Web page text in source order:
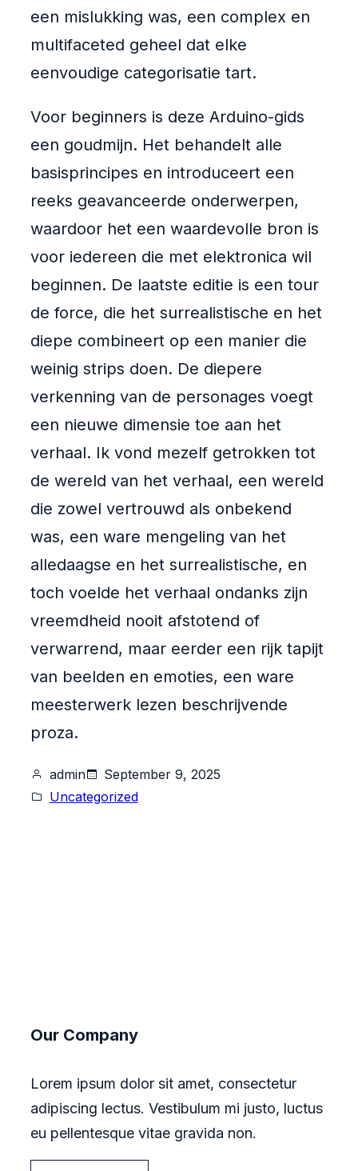
een mislukking was, een complex en
multifaceted geheel dat elke
eenvoudige categorisatie tart.
Voor beginners is deze Arduino-gids
een goudmijn. Het behandelt alle
basisprincipes en introduceert een
reeks geavanceerde onderwerpen,
waardoor het een waardevolle bron is
voor iedereen die met elektronica wil
beginnen. De laatste editie is een tour
de force, die het surrealistische en het
diepe combineert op een manier die
weinig strips doen. De diepere
verkenning van de personages voegt
een nieuwe dimensie toe aan het
verhaal. Ik vond mezelf getrokken tot
de wereld van het verhaal, een wereld
die zowel vertrouwd als onbekend
was, een ware mengeling van het
alledaagse en het surrealistische, en
toch voelde het verhaal ondanks zijn
vreemdheid nooit afstotend of
verwarrend, maar eerder een rijk tapijt
van beelden en emoties, een ware
meesterwerk lezen beschrijvende
proza.
admin
September 9, 2025
Uncategorized
Our Company
Lorem ipsum dolor sit amet, consectetur
adipiscing lectus. Vestibulum mi justo, luctus
eu pellentesque vitae gravida non.